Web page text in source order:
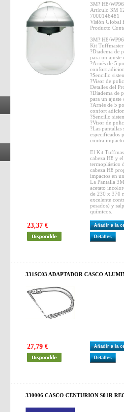
3M? H8/
Artículo 3M
7000146481
Visión Global
Producto
3M? H8/
Kit Tuffmaster
?Diadema de
para un
?Arnés de 5
confort
?Sencillo
?Visor de
Detalles del
?Diadema de
para un
?Arnés de 5
confort
?Sencillo
?Visor de
?Las pantallas
especificados
contra
El Kit
cabeza H8 y
termoplástico
cabeza H8
impactos en
La Pantalla
acetato
de 230 x 370
excelente
pesados) y
químicos.
23,37 € Añadir a la
Detalles
331SC03 ADAPTADOR CASCO
27,79 € Añadir a la
Detalles
330006 CASCO CENTURION S01R